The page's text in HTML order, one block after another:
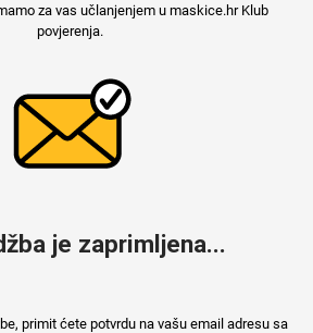
za vas učlanjenjem u maskice.hr Klub
povjerenja.
je zaprimljena...
primit ćete potvrdu na vašu email adresu sa
Crtani filmovi